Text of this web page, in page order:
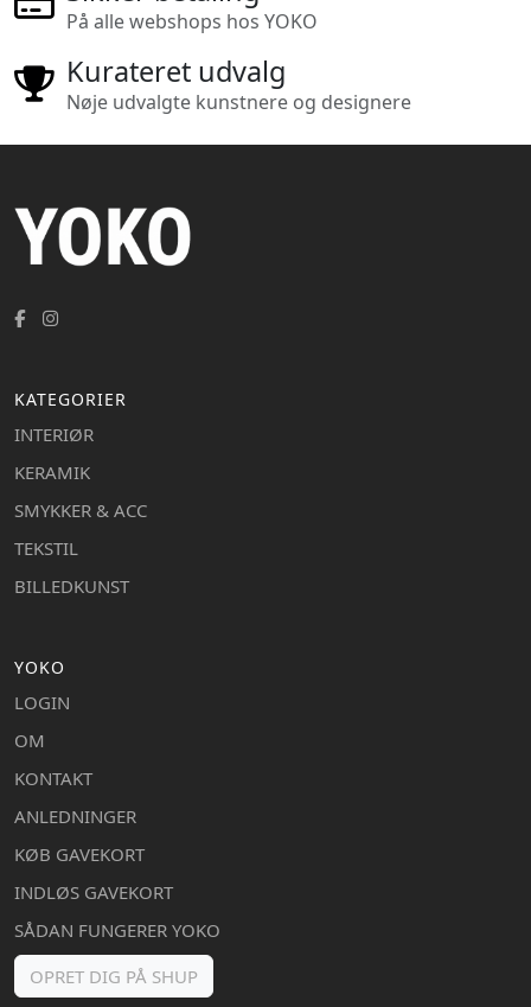
På alle webshops hos YOKO
Kurateret udvalg
Nøje udvalgte kunstnere og designere
KATEGORIER
INTERIØR
KERAMIK
SMYKKER & ACC
TEKSTIL
BILLEDKUNST
YOKO
LOGIN
OM
KONTAKT
ANLEDNINGER
KØB GAVEKORT
INDLØS GAVEKORT
SÅDAN FUNGERER YOKO
OPRET DIG PÅ SHUP